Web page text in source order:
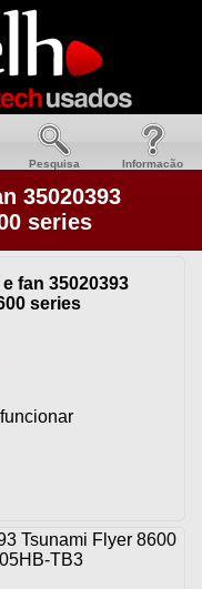
Pesquisa Informacão
35020393
series
fan 35020393
series
Tsunami Flyer 8600
TB3